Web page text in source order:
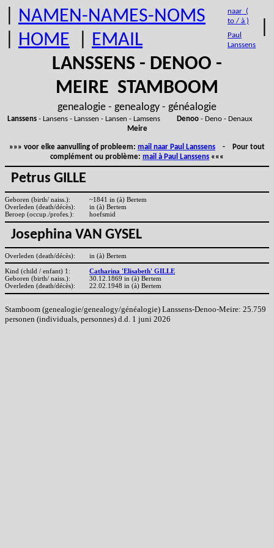
NAMEN-NAMES-NOMS
HOME EMAIL
naar (
to / à )
Paul
Lanssens
LANSSENS - DENOO -
MEIRE STAMBOOM
genealogie - genealogy - généalogie
Lanssens- Lansens - Lanssen - Lansen - Lamsens Denoo- Deno - Denaux
Meire
»»» voor elke aanvulling of probleem: mail naar Paul Lanssens - Pour tout
complément ou problème: mail à Paul Lanssens «««
Petrus GILLE
Geboren (birth/ naiss.):
~1841 in (à) Bertem
Overleden (death/décès):
in (à) Bertem
Beroep (occup./profes.):
hoefsmid
Josephina VAN GYSEL
Overleden (death/décès): in (à) Bertem
Kind (child / enfant) 1:
Catharina 'Elisabeth' GILLE
Geboren (birth/ naiss.):
30.12.1869 in (à) Bertem
Overleden (death/décès):
22.02.1948 in (à) Bertem
Stamboom (genealogie/genealogy/généalogie) Lanssens-Denoo-Meire: 25.759
personen (individuals, personnes) d.d. 1 juni 2026